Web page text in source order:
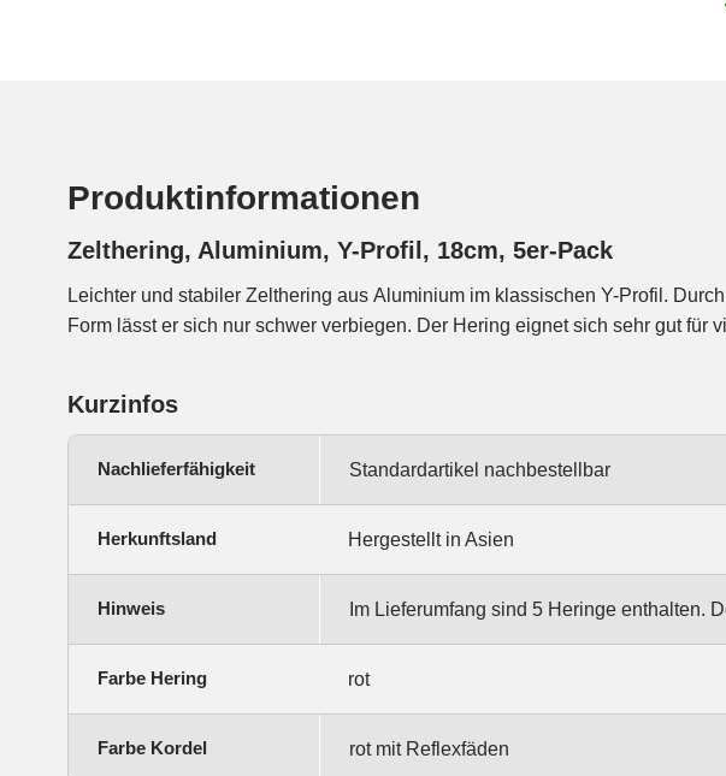
Produktinformationen
Zelthering, Aluminium, Y-Profil, 18cm, 5er-Pack
Leichter und stabiler Zelthering aus Aluminium im klassischen Y-Profil.
Form lässt er sich nur schwer verbiegen. Der Hering eignet sich sehr gut für
weiche bis mittelharte Böden, wie Wald, Weise, leicht steinige oder leicht
Kurzinfos
Nachlieferfähigkeit Standardartikel nachbestellbar
Herkunftsland Hergestellt in Asien
Hinweis Im Lieferumfang sind 5 Heringe enthalten.
Farbe Hering rot
Farbe Kordel rot mit Reflexfäden